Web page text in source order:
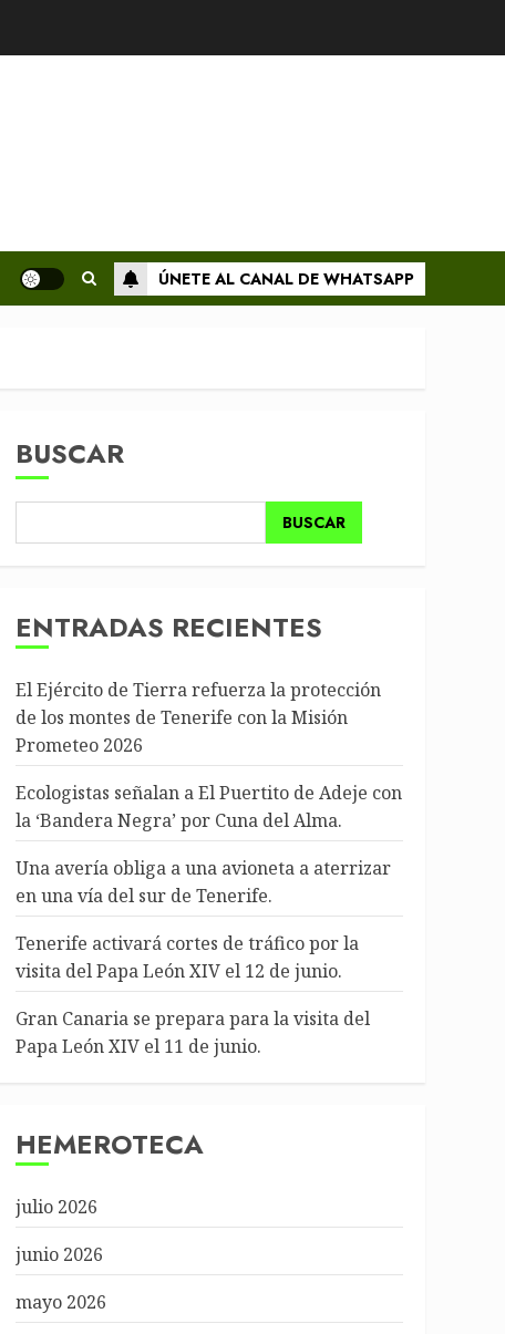
ÚNETE AL CANAL DE WHATSAPP
BUSCAR
BUSCAR
ENTRADAS RECIENTES
El Ejército de Tierra refuerza la protección
de los montes de Tenerife con la Misión
Prometeo 2026
Ecologistas señalan a El Puertito de Adeje con
la ‘Bandera Negra’ por Cuna del Alma.
Una avería obliga a una avioneta a aterrizar
en una vía del sur de Tenerife.
Tenerife activará cortes de tráfico por la
visita del Papa León XIV el 12 de junio.
Gran Canaria se prepara para la visita del
Papa León XIV el 11 de junio.
HEMEROTECA
julio 2026
junio 2026
mayo 2026